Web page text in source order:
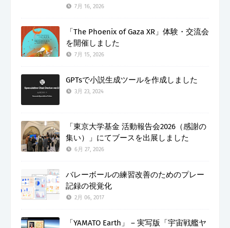
7月 16, 2026
「The Phoenix of Gaza XR」体験・交流会
を開催しました
7月 15, 2026
GPTsで小説生成ツールを作成しました
3月 23, 2024
「東京大学基金 活動報告会2026（感謝の
集い）」にてブースを出展しました
6月 27, 2026
バレーボールの練習改善のためのプレー
記録の視覚化
2月 06, 2017
「YAMATO Earth」 – 実写版「宇宙戦艦ヤ